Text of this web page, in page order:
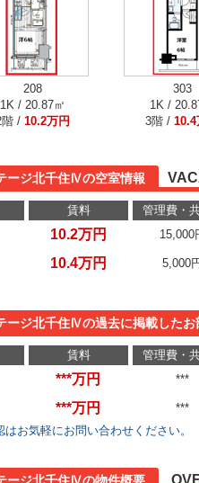
208
1K / 20.87㎡
階 / 10.2万円
303
1K /
3階 / 10.4
ージ北千住Ⅳの空室情報
賃料 管理費・
10.2万円 15,000
10.4万円 5,000
ージ北千住Ⅳの過去に掲載したお
賃料 管理費・
***万円 ***
***万円 ***
はお気軽にお問い合わせください。